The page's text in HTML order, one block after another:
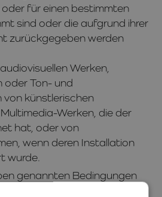
für einen bestimmten
sind oder die aufgrund ihrer
zurückgegeben werden
Werken,
oder Ton- und
von künstlerischen
Werken, die der
hat, oder von
wenn deren Installation
wurde.
genannten Bedingungen
Verkäufer den Widerruf